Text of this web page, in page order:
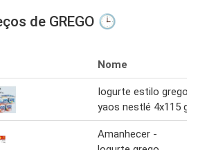
de GREGO 🕒
Nome
Iogurte estilo grego
yaos nestlé 4x115 g
Amanhecer -